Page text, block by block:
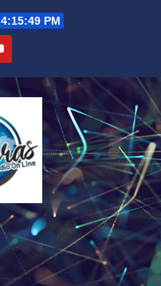
4:15:50 PM